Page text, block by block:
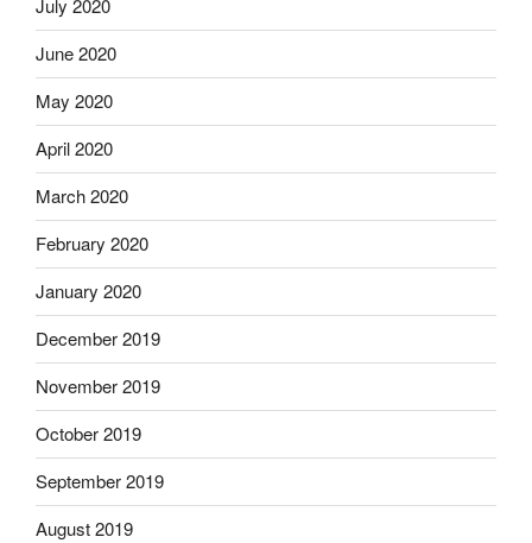
July 2020
June 2020
May 2020
April 2020
March 2020
February 2020
January 2020
December 2019
November 2019
October 2019
September 2019
August 2019